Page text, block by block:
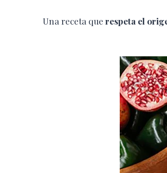
Una receta que respeta el